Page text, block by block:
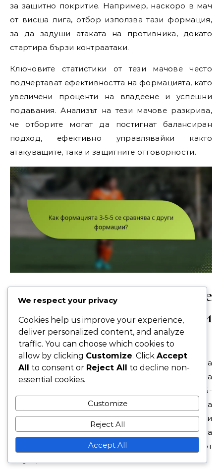
за защитно покритие. Например, наскоро в мач
от висша лига, отбор използва тази формация,
за да задуши атаката на противника, докато
стартира бързи контраатаки.
Ключовите статистики от тези мачове често
подчертават ефективността на формацията, като
увеличени проценти на владеене и успешни
подавания. Анализът на тези мачове разкрива,
че отборите могат да постигнат балансиран
подход, ефективно управлявайки както
атакуващите, така и защитните отговорности.
Как формацията 3-5-5 се
сравнява с други
формации?
Формацията 3-5-5 предлага уникална
комбинация от атакуващ стил и защитна
стабилност, отличаваща я от формации като 3-5-
2. Докато 3-5-2 акцентира на по-компактна
полузащита, 3-5-5 подчертава ширината и
универсалността, позволявайки на отборите да
адаптират тактиката си в зависимост от
We respect your privacy
Cookies help us improve your experience,
deliver personalized content, and analyze
traffic. You can choose which cookies to
allow by clicking Customize. Click Accept
All to consent or Reject All to decline non-
essential cookies.
Customize
Reject All
Accept All